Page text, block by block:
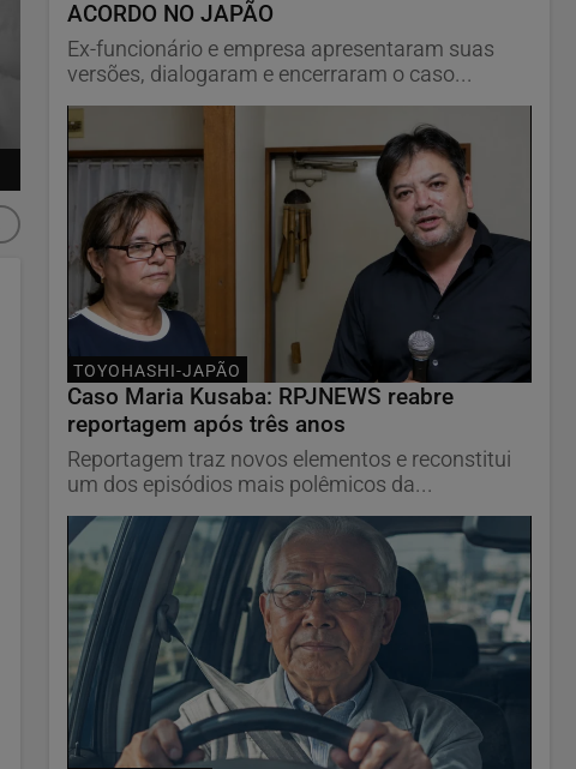
ACORDO NO JAPÃO
Ex-funcionário e empresa apresentaram suas
versões, dialogaram e encerraram o caso...
TOYOHASHI-JAPÃO
Caso Maria Kusaba: RPJNEWS reabre
reportagem após três anos
Reportagem traz novos elementos e reconstitui
um dos episódios mais polêmicos da...